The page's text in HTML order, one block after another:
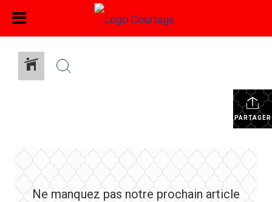
PARTAGER
Ne manquez pas notre prochain article